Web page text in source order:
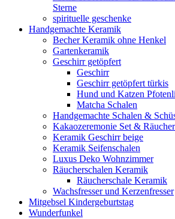
Sterne
spirituelle geschenke
Handgemachte Keramik
Becher Keramik ohne Henkel
Gartenkeramik
Geschirr getöpfert
Geschirr
Geschirr getöpfert türkis
Hund und Katzen
Matcha Schalen
Handgemachte Schalen &
Kakaozeremonie Set &
Keramik Geschirr beige
Keramik Seifenschalen
Luxus Deko Wohnzimmer
Räucherschalen Keramik
Räucherschale Keramik
Wachsfresser und Kerzenfresser
Mitgebsel Kindergeburtstag
Wunderfunkel